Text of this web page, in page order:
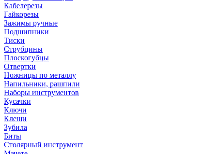
Кабелерезы
Гайкорезы
Зажимы ручные
Подшипники
Тиски
Струбцины
Плоскогубцы
Отвертки
Ножницы по металлу
Напильники, рашпили
Наборы инструментов
Кусачки
Ключи
Клещи
Зубила
Биты
Столярный инструмент